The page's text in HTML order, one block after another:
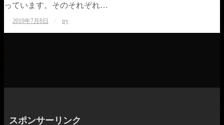
っています。そのそれぞれ…
稿
2019年7月8日 try
スポンサーリンク